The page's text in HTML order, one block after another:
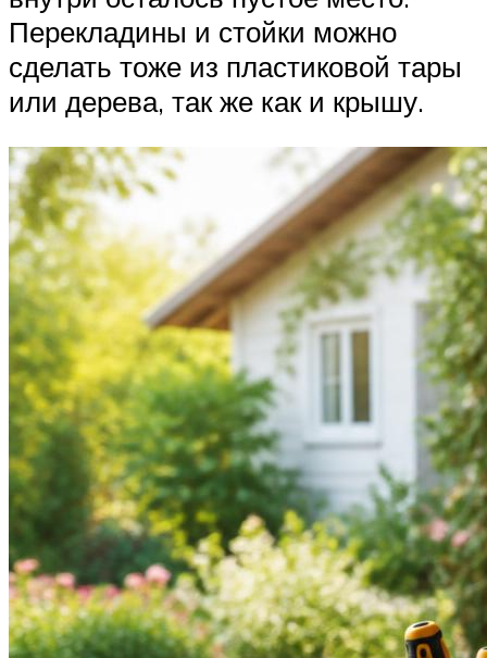
Перекладины и стойки можно
сделать тоже из пластиковой тары
или дерева, так же как и крышу.